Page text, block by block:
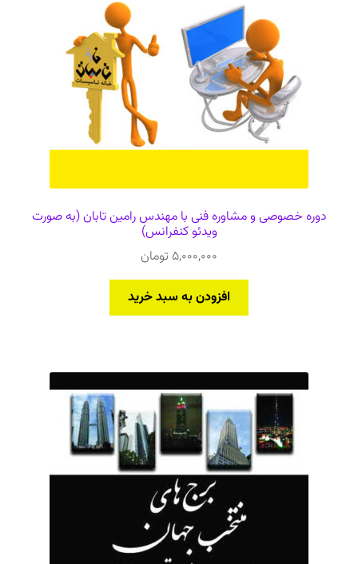
دوره خصوصی و مشاوره فنی با مهندس رامین تابان (به صورت
ویدئو کنفرانس)
5,000,000 تومان
افزودن به سبد خرید